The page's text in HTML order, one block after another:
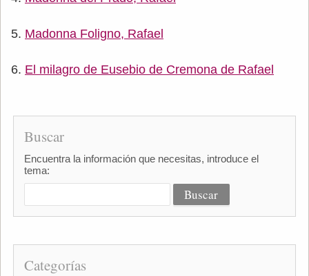
Madonna Foligno, Rafael
El milagro de Eusebio de Cremona de Rafael
Buscar
Encuentra la información que necesitas, introduce el
tema:
Categorías